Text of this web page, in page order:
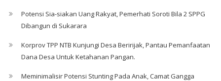
Potensi Sia-siakan Uang Rakyat, Pemerhati Soroti Bila 2 SPPG
Dibangun di Sukarara
Korprov TPP NTB Kunjungi Desa Beririjak, Pantau Pemanfaatan
Dana Desa Untuk Ketahanan Pangan.
Meminimalisir Potensi Stunting Pada Anak, Camat Gangga